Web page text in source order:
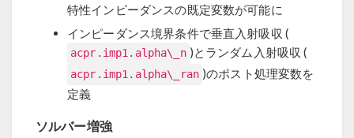
特性インピーダンスの既定変数が可能に
インピーダンス境界条件で垂直入射吸収 (
acpr.imp1.alpha\_n )とランダム入射吸収 (
acpr.imp1.alpha\_ran )のポスト処理変数を
定義
ソルバー増強